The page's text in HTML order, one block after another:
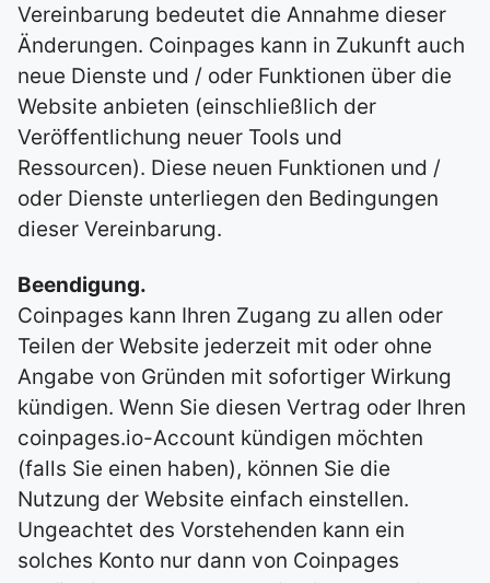
Vereinbarung bedeutet die Annahme dieser
Änderungen. Coinpages kann in Zukunft auch
neue Dienste und / oder Funktionen über die
Website anbieten (einschließlich der
Veröffentlichung neuer Tools und
Ressourcen). Diese neuen Funktionen und /
oder Dienste unterliegen den Bedingungen
dieser Vereinbarung.
Beendigung.
Coinpages kann Ihren Zugang zu allen oder
Teilen der Website jederzeit mit oder ohne
Angabe von Gründen mit sofortiger Wirkung
kündigen. Wenn Sie diesen Vertrag oder Ihren
coinpages.io-Account kündigen möchten
(falls Sie einen haben), können Sie die
Nutzung der Website einfach einstellen.
Ungeachtet des Vorstehenden kann ein
solches Konto nur dann von Coinpages